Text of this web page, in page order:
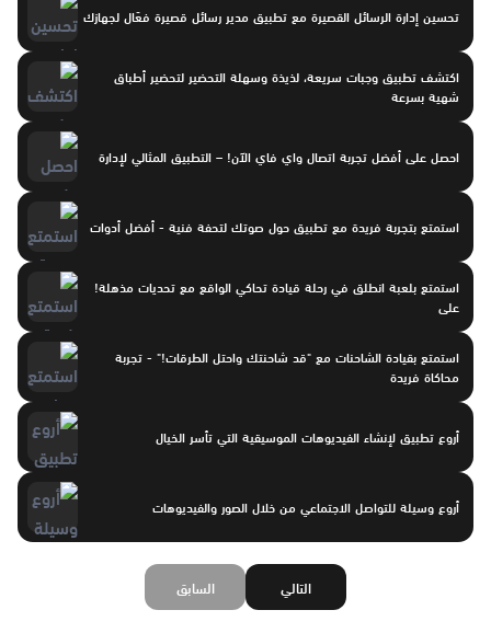
تحسين إدارة الرسائل القصيرة مع تطبيق مدير رسائل قصيرة فعّال لجهازك
اكتشف تطبيق وجبات سريعة، لذيذة وسهلة التحضير لتحضير أطباق
شهية بسرعة
احصل على أفضل تجربة اتصال واي فاي الآن! – التطبيق المثالي لإدارة
استمتع بتجربة فريدة مع تطبيق حول صوتك لتحفة فنية - أفضل أدوات
استمتع بلعبة انطلق في رحلة قيادة تحاكي الواقع مع تحديات مذهلة!
على
استمتع بقيادة الشاحنات مع "قد شاحنتك واحتل الطرقات!" - تجربة
محاكاة فريدة
أروع تطبيق لإنشاء الفيديوهات الموسيقية التي تأسر الخيال
أروع وسيلة للتواصل الاجتماعي من خلال الصور والفيديوهات
السابق التالي